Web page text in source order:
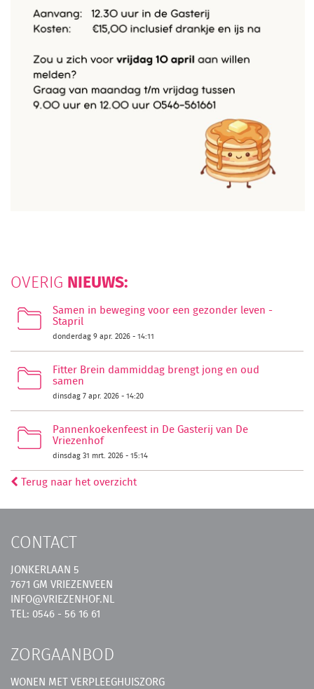
OVERIG NIEUWS:
Samen in beweging voor een gezonder leven -
Stapril
donderdag 9 apr. 2026 - 14:11
Fitter Brein dammiddag brengt jong en oud
samen
dinsdag 7 apr. 2026 - 14:20
Pannenkoekenfeest in De Gasterij van De
Vriezenhof
dinsdag 31 mrt. 2026 - 15:14
Terug naar het overzicht
CONTACT
JONKERLAAN 5
7671 GM VRIEZENVEEN
INFO@VRIEZENHOF.NL
TEL: 0546 - 56 16 61
ZORGAANBOD
WONEN MET VERPLEEGHUISZORG